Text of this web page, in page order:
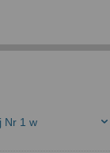
Nr 1 w